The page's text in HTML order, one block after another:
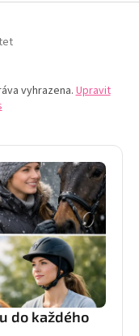
vyhrazena. Upravit
do každého